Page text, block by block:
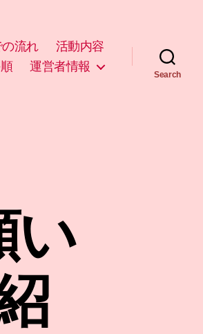
流れ
活動内容
運営者情報
Search
い